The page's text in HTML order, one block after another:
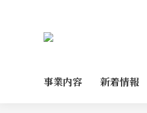
事業内容 新着情報